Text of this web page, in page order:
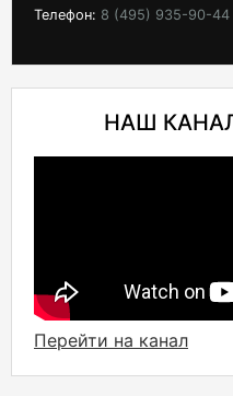
Телефон: 8 (495) 935-90-44
НАШ КАНАЛ
Перейти на канал